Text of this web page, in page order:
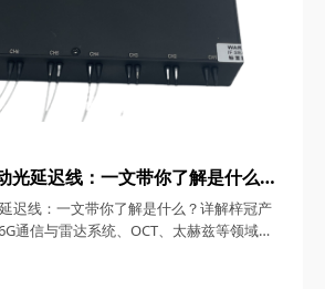
光延迟线：一文带你了解是什么？
子通信、5G/6G通信与雷达系
等领域的实际应用
迟线：一文带你了解是什么？详解梓冠产
通信与雷达系统、OCT、太赫兹等领域的
道电动光延迟线，在光通信与光电子技术的
精度、多通道、可调可控等特性，在量子